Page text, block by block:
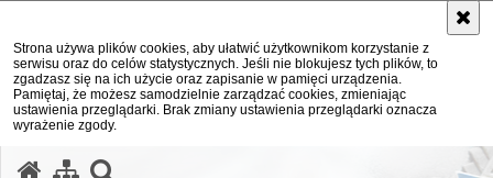
Strona używa plików cookies, aby ułatwić użytkownikom korzystanie z
serwisu oraz do celów statystycznych. Jeśli nie blokujesz tych plików, to
zgadzasz się na ich użycie oraz zapisanie w pamięci urządzenia.
Pamiętaj, że możesz samodzielnie zarządzać cookies, zmieniając
ustawienia przeglądarki. Brak zmiany ustawienia przeglądarki oznacza
wyrażenie zgody.